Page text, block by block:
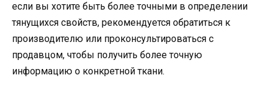
если вы хотите быть более точными в определении
тянущихся свойств, рекомендуется обратиться к
производителю или проконсультироваться с
продавцом, чтобы получить более точную
информацию о конкретной ткани.